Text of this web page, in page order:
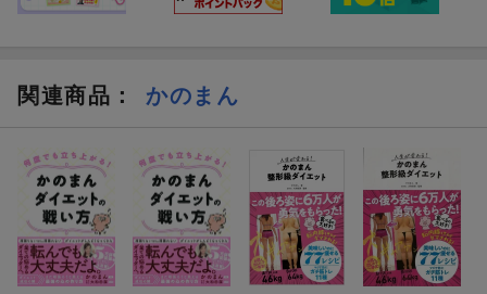
関連商品 ： かのまん